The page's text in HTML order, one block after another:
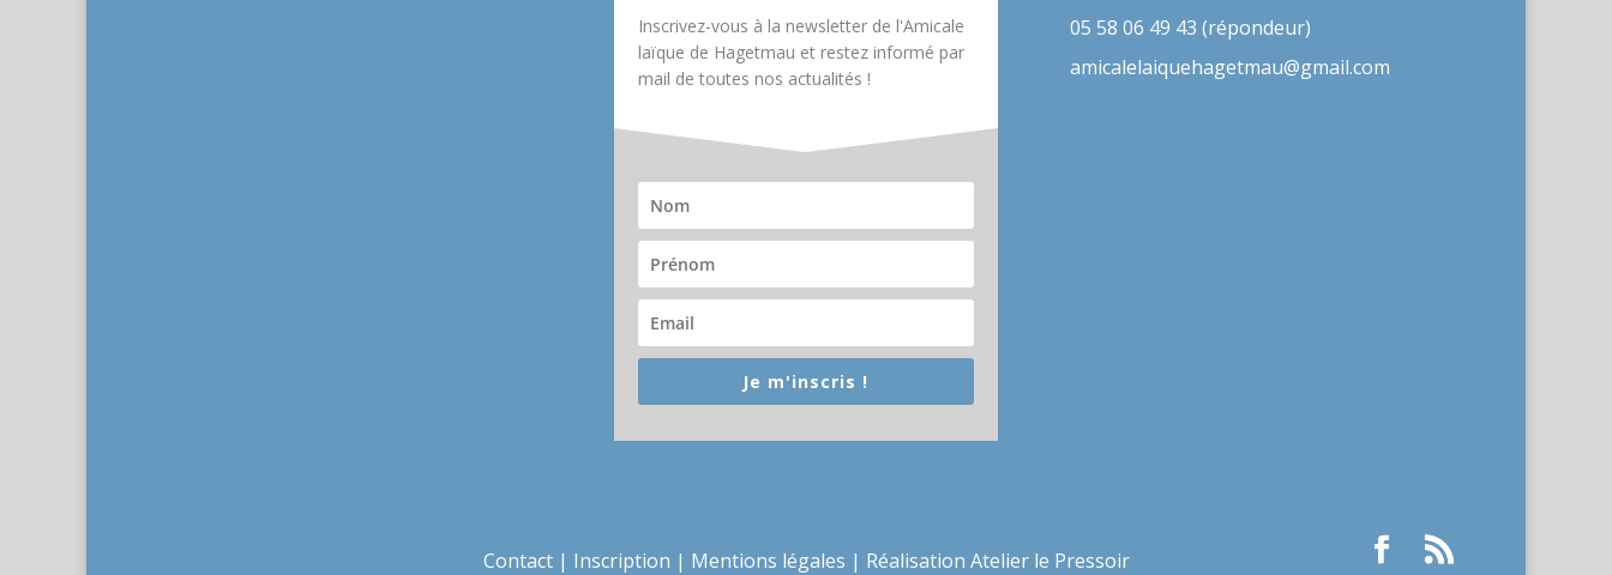
Inscrivez-vous à la newsletter de l'Amicale
laïque de Hagetmau et restez informé par
mail de toutes nos actualités !
Je m'inscris !
05 58 06 49 43 (répondeur)
amicalelaiquehagetmau@gmail.com
Contact| Inscription | Mentions légales | Réalisation Atelier le Pressoir